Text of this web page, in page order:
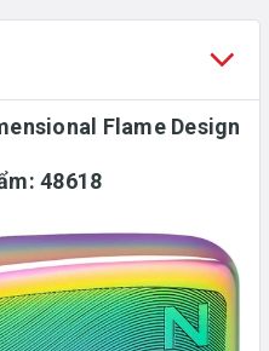
Flame Design
48618